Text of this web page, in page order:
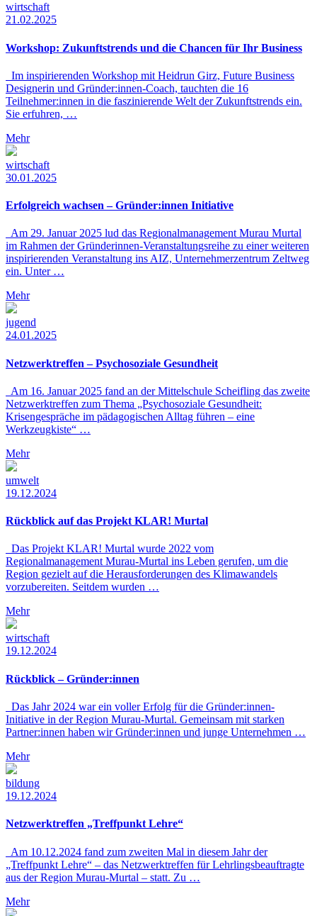
wirtschaft
21.02.2025
Workshop: Zukunftstrends und die Chancen für Ihr Business
Im inspirierenden Workshop mit Heidrun Girz, Future Business
Designerin und Gründer:innen-Coach, tauchten die 16
Teilnehmer:innen in die faszinierende Welt der Zukunftstrends ein.
Sie erfuhren, …
Mehr
wirtschaft
30.01.2025
Erfolgreich wachsen – Gründer:innen Initiative
Am 29. Januar 2025 lud das Regionalmanagement Murau Murtal
im Rahmen der Gründerinnen-Veranstaltungsreihe zu einer weiteren
inspirierenden Veranstaltung ins AIZ, Unternehmerzentrum Zeltweg
ein. Unter …
Mehr
jugend
24.01.2025
Netzwerktreffen – Psychosoziale Gesundheit
Am 16. Januar 2025 fand an der Mittelschule Scheifling das zweite
Netzwerktreffen zum Thema „Psychosoziale Gesundheit:
Krisengespräche im pädagogischen Alltag führen – eine
Werkzeugkiste“ …
Mehr
umwelt
19.12.2024
Rückblick auf das Projekt KLAR! Murtal
Das Projekt KLAR! Murtal wurde 2022 vom
Regionalmanagement Murau-Murtal ins Leben gerufen, um die
Region gezielt auf die Herausforderungen des Klimawandels
vorzubereiten. Seitdem wurden …
Mehr
wirtschaft
19.12.2024
Rückblick – Gründer:innen
Das Jahr 2024 war ein voller Erfolg für die Gründer:innen-
Initiative in der Region Murau-Murtal. Gemeinsam mit starken
Partner:innen haben wir Gründer:innen und junge Unternehmen …
Mehr
bildung
19.12.2024
Netzwerktreffen „Treffpunkt Lehre“
Am 10.12.2024 fand zum zweiten Mal in diesem Jahr der
„Treffpunkt Lehre“ – das Netzwerktreffen für Lehrlingsbeauftragte
aus der Region Murau-Murtal – statt. Zu …
Mehr